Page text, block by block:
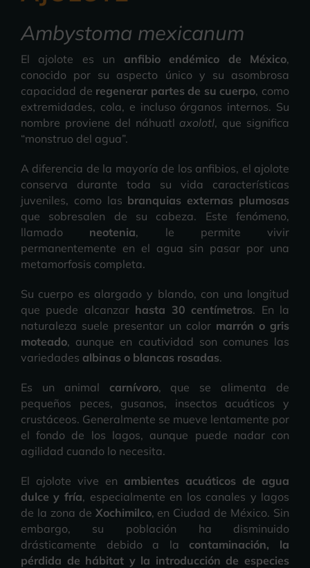
Ambystoma mexicanum
El ajolote es un anfibio endémico de México,
conocido por su aspecto único y su asombrosa
capacidad de regenerar partes de su cuerpo, como
extremidades, cola, e incluso órganos internos. Su
nombre proviene del náhuatl axolotl, que significa
“monstruo del agua”.
A diferencia de la mayoría de los anfibios, el ajolote
conserva durante toda su vida características
juveniles, como las branquias externas plumosas
que sobresalen de su cabeza. Este fenómeno,
llamado neotenia, le permite vivir
permanentemente en el agua sin pasar por una
metamorfosis completa.
Su cuerpo es alargado y blando, con una longitud
que puede alcanzar hasta 30 centímetros. En la
naturaleza suele presentar un color marrón o gris
moteado, aunque en cautividad son comunes las
variedades albinas o blancas rosadas.
Es un animal carnívoro, que se alimenta de
pequeños peces, gusanos, insectos acuáticos y
crustáceos. Generalmente se mueve lentamente por
el fondo de los lagos, aunque puede nadar con
agilidad cuando lo necesita.
El ajolote vive en ambientes acuáticos de agua
dulce y fría, especialmente en los canales y lagos
de la zona de Xochimilco, en Ciudad de México. Sin
embargo, su población ha disminuido
drásticamente debido a la contaminación, la
pérdida de hábitat y la introducción de especies